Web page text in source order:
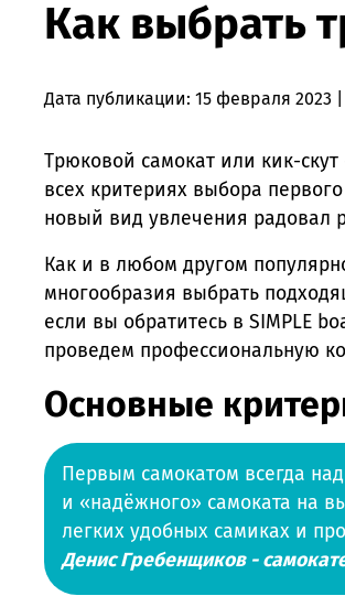
Как выбрать
Дата публикации: 15 февраля 2023
Трюковой самокат или кик-
всех критериях выбора
новый вид увлечения радовал
Как и в любом другом
многообразия выбрать
если вы обратитесь в SIMPLE
проведем профессиональную
Основные
Первым самокатом всегда
и «надёжного» самоката на
легких удобных самиках и
Денис Гребенщиков-